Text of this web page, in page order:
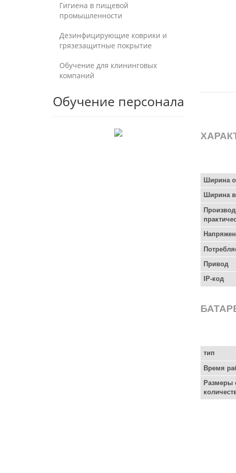
Гигиена в пищевой
промышленности
Дезинфицирующие коврики и
грязезащитные покрытие
Обучение для клининговых
компаний
Обучение персонала
Ширина
Ширина
Привод
IP-код
тип
Время
Размеры